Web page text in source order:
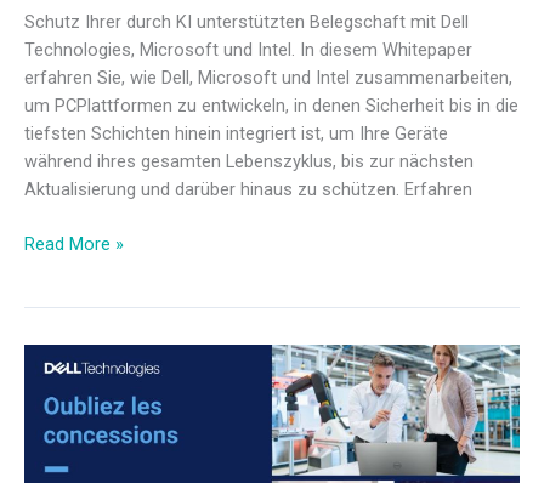
Schutz Ihrer durch KI unterstützten Belegschaft mit Dell
Technologies, Microsoft und Intel. In diesem Whitepaper
erfahren Sie, wie Dell, Microsoft und Intel zusammenarbeiten,
um PCPlattformen zu entwickeln, in denen Sicherheit bis in die
tiefsten Schichten hinein integriert ist, um Ihre Geräte
während ihres gesamten Lebenszyklus, bis zur nächsten
Aktualisierung und darüber hinaus zu schützen. Erfahren
Read More »
Des
assistées
par
l’IA